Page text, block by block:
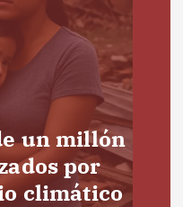
un millón
por
climático